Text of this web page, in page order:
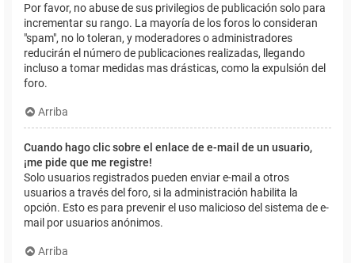
Por favor, no abuse de sus privilegios de publicación solo para
incrementar su rango. La mayoría de los foros lo consideran
"spam", no lo toleran, y moderadores o administradores
reducirán el número de publicaciones realizadas, llegando
incluso a tomar medidas mas drásticas, como la expulsión del
foro.
Arriba
Cuando hago clic sobre el enlace de e-mail de un usuario,
¡me pide que me registre!
Solo usuarios registrados pueden enviar e-mail a otros
usuarios a través del foro, si la administración habilita la
opción. Esto es para prevenir el uso malicioso del sistema de e-
mail por usuarios anónimos.
Arriba